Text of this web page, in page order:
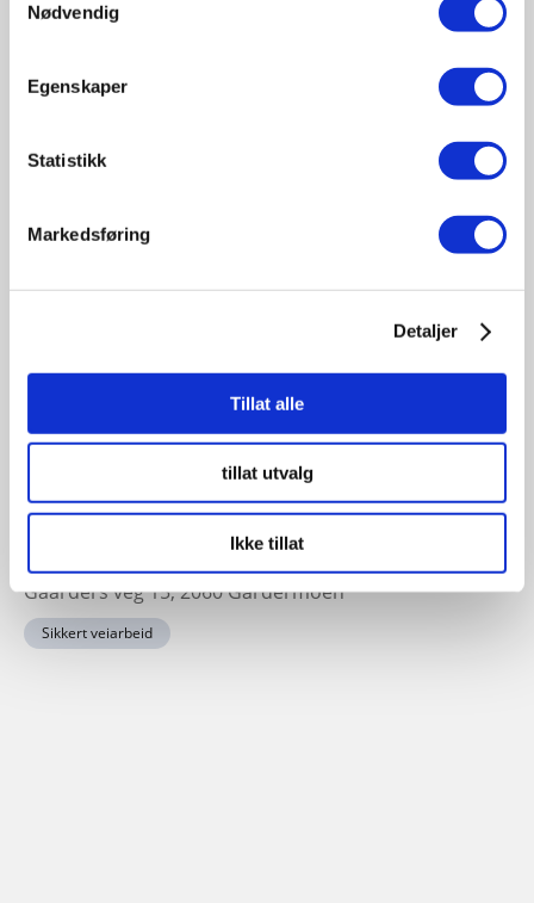
Nødvendig
Egenskaper
Statistikk
Markedsføring
Detaljer
Tillat alle
tillat utvalg
Ikke tillat
Tungbil etterutdanning
19
Sted: Quality Hotel Ålesund | Sorenskriver Bulls gate 7
23-24
November
11:30 - 17:00
Sikkert veiarbeid konferansen 2026
Sted: Clarion Hotel & Congress Oslo Airport, Hans
Gaarders veg 15, 2060 Gardermoen
Sikkert veiarbeid